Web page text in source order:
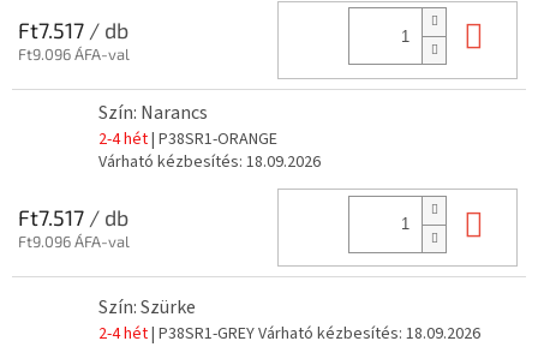
Ft7.517 / db
Ft9.096 ÁFA-val
Szín: Narancs
2-4 hét| P38SR1-ORANGE
Várható kézbesítés: 18.09.2026
Ft7.517 / db
Ft9.096 ÁFA-val
Szín: Szürke
2-4 hét| P38SR1-GREYVárható kézbesítés: 18.09.2026